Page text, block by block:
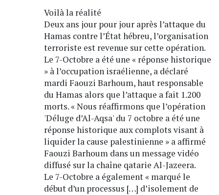
Voilà la réalité
Deux ans jour pour jour après l’attaque du
Hamas contre l’État hébreu, l’organisation
terroriste est revenue sur cette opération.
Le 7-Octobre a été une « réponse historique
» à l’occupation israélienne, a déclaré
mardi Faouzi Barhoum, haut responsable
du Hamas alors que l’attaque a fait 1.200
morts. « Nous réaffirmons que l’opération
'Déluge d’Al-Aqsa' du 7 octobre a été une
réponse historique aux complots visant à
liquider la cause palestinienne » a affirmé
Faouzi Barhoum dans un message vidéo
diffusé sur la chaîne qatarie Al-Jazeera.
Le 7-Octobre a également « marqué le
début d’un processus […] d’isolement de